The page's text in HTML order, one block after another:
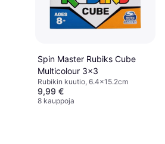
Spin Master Rubiks Cube
Multicolour 3x3
Rubikin kuutio, 6.4x15.2cm
9,99 €
8 kauppoja